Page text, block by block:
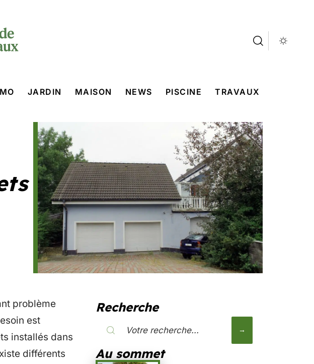
JARDIN MAISON NEWS PISCINE TRAVAUX
problème
est
installés dans
différents
Recherche
Au sommet